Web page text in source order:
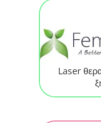
Laser